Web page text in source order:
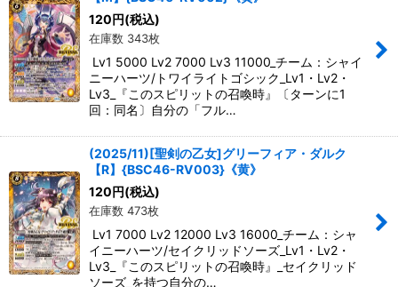
120 円(税込)
在庫数 343枚
Lv1 5000 Lv2 7000 Lv3 11000_チーム：シャイ
ニーハーツ/トワイライトゴシック_Lv1・Lv2・
Lv3_『このスピリットの召喚時』〔ターンに1
回：同名〕自分の「フル…
(2025/11)[聖剣の乙女]グリーフィア・ダルク
【R】{BSC46-RV003}《黄》
120 円(税込)
在庫数 473枚
Lv1 7000 Lv2 12000 Lv3 16000_チーム：シャ
イニーハーツ/セイクリッドソーズ_Lv1・Lv2・
Lv3_『このスピリットの召喚時』_セイクリッド
ソーズ_を持つ自分の…